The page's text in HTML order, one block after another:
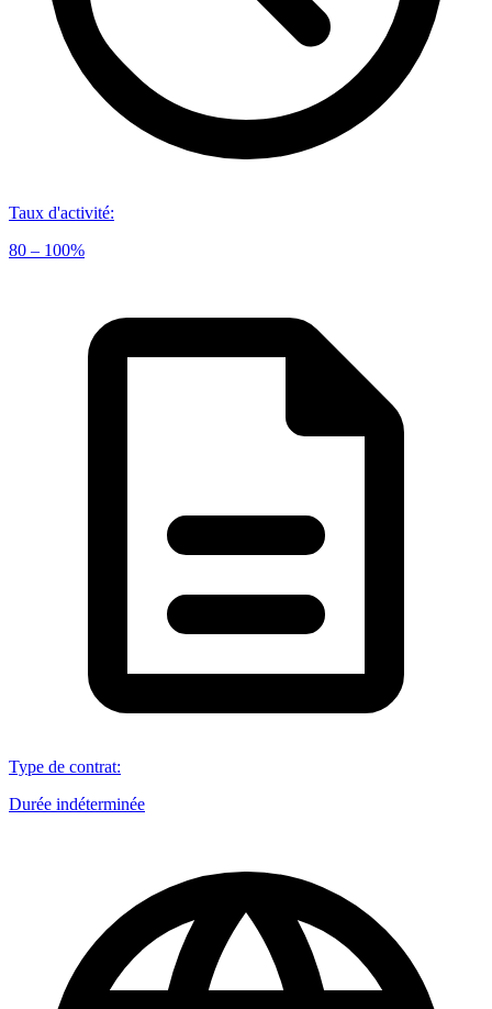
Taux d'activité:
80 – 100%
Type de contrat:
Durée indéterminée